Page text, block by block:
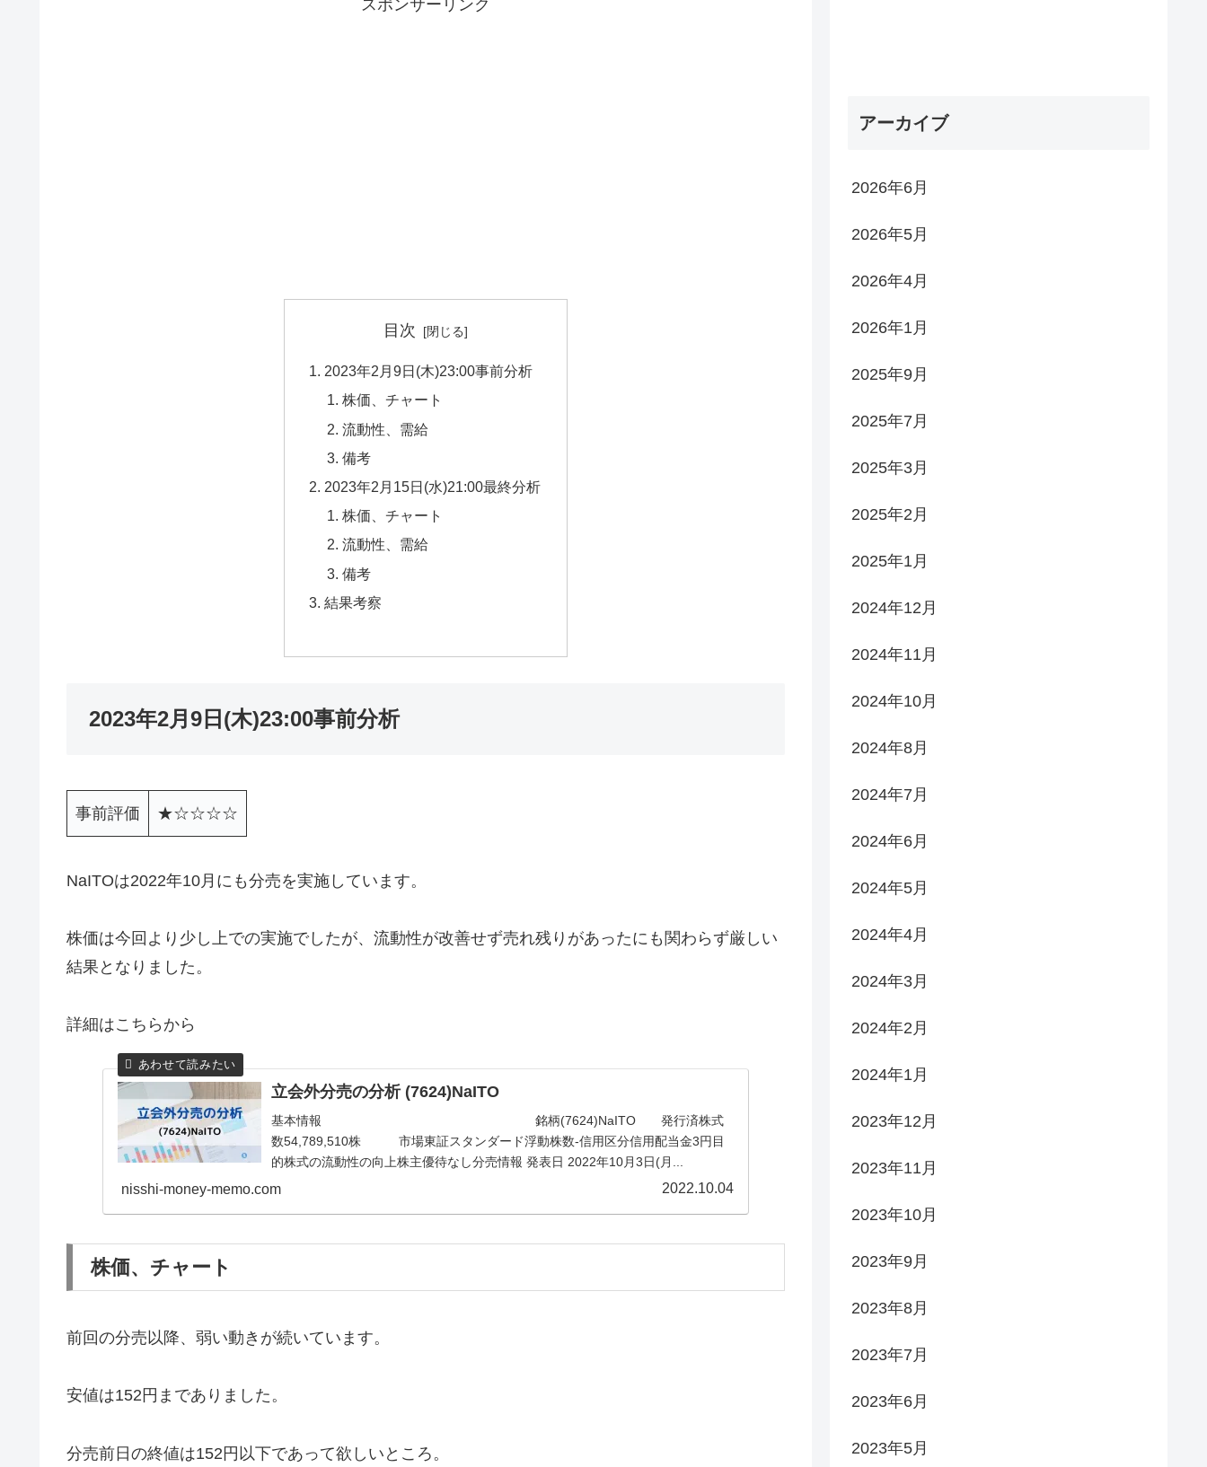
スポンサーリンク
目次
2023年2月9日(木)23:00事前分析
株価、チャート
流動性、需給
備考
2023年2月15日(水)21:00最終分析
株価、チャート
流動性、需給
備考
結果考察
2023年2月9日(木)23:00事前分析
事前評価 ★☆☆☆☆
NaITOは2022年10月にも分売を実施しています。
株価は今回より少し上での実施でしたが、流動性が改善せず売れ残りがあったにも関わらず厳しい
結果となりました。
詳細はこちらから
立会外分売の分析 (7624)NaITO
基本情報 銘柄(7624)NaITO 発行済株式
数54,789,510株 市場東証スタンダード浮動株数-信用区分信用配当金3円目
的株式の流動性の向上株主優待なし分売情報 発表日 2022年10月3日(月...
nisshi-money-memo.com 2022.10.04
株価、チャート
前回の分売以降、弱い動きが続いています。
安値は152円までありました。
分売前日の終値は152円以下であって欲しいところ。
アーカイブ
2026年6月
2026年5月
2026年4月
2026年1月
2025年9月
2025年7月
2025年3月
2025年2月
2025年1月
2024年12月
2024年11月
2024年10月
2024年8月
2024年7月
2024年6月
2024年5月
2024年4月
2024年3月
2024年2月
2024年1月
2023年12月
2023年11月
2023年10月
2023年9月
2023年8月
2023年7月
2023年6月
2023年5月